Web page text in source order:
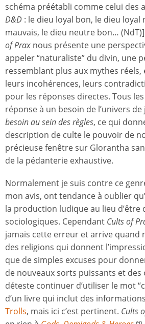
schéma préétabli comme celui des
D&D : le dieu loyal bon, le dieu loyal
mauvais, le dieu neutre bon…
of Prax nous présente une
appeler “naturaliste” du divin, une
ressemblant plus aux mythes réels,
leurs incohérences, leurs
pour les réponses directes. Tous
réponse à un besoin de l’univers de
besoin au sein des règles, ce qui
description de culte le pouvoir de
précieuse fenêtre sur Glorantha
de la pédanterie exhaustive.
Normalement je suis contre ce
mon avis, ont tendance à oublier
la production ludique au lieu d’être
sociologiques. Cependant Cults of
jamais cette erreur et arrive quand
des religions qui donnent
que de simples excuses pour
de nouveaux sorts puissants et des
déteste continuer d’utiliser le mot
d’un livre qui inclut des
Trolls, mais ici c’est pertinent. Cults
en